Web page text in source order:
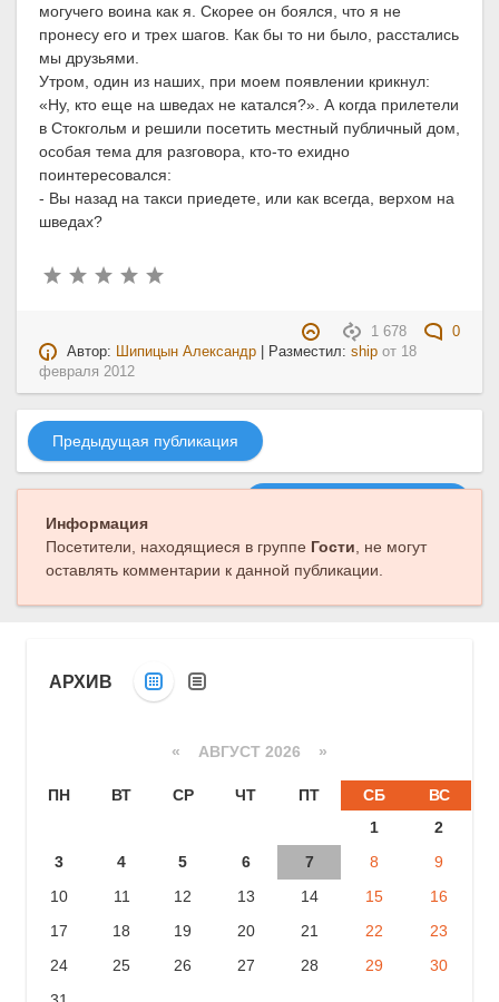
могучего воина как я. Скорее он боялся, что я не
пронесу его и трех шагов. Как бы то ни было, расстались
мы друзьями.
Утром, один из наших, при моем появлении крикнул:
«Ну, кто еще на шведах не катался?». А когда прилетели
в Стокгольм и решили посетить местный публичный дом,
особая тема для разговора, кто-то ехидно
поинтересовался:
- Вы назад на такси приедете, или как всегда, верхом на
шведах?
1 678
0
Автор: Шипицын Александр | Разместил:ship от 18
февраля 2012
Предыдущая публикация
Информация
Посетители, находящиеся в группе Гости, не могут
оставлять комментарии к данной публикации.
АРХИВ
« АВГУСТ 2026 »
ПН ВТ СР ЧТ ПТ СБ
ВС
1
2
3
4 5 6 7 8
9
10
11 12 13 14 15
16
17
18 19 20 21 22
23
24
25 26 27 28 29
30